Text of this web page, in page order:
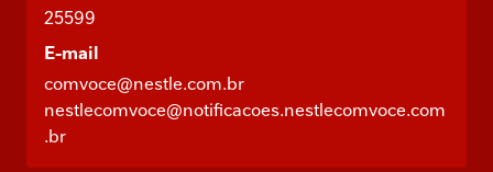
25599
E-mail
comvoce@nestle.com.br
nestlecomvoce@notificacoes.nestlecomvoce.com
.br